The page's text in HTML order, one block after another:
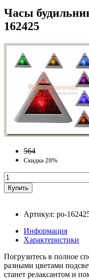
Часы
162425
564
Скидка 28%
Артикул: po-
Информация
Характеристики
Погрузитесь в полное
разными цветами
станет релаксантом и